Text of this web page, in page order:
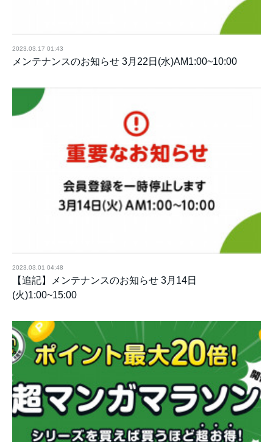
2023.03.17 01:43
メンテナンスのお知らせ 3月22日(水)AM1:00~10:00
2023.03.01 04:48
【追記】メンテナンスのお知らせ 3月14日
(火)1:00~15:00